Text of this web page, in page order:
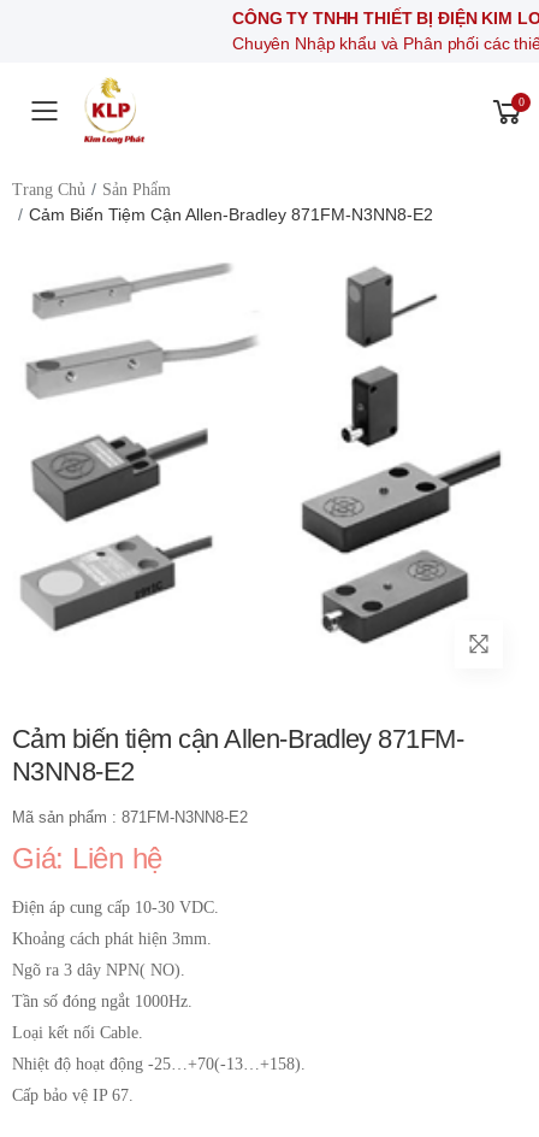
CÔNG TY TNHH THIẾT BỊ ĐIỆN KIM LONG
Chuyên Nhập khẩu và Phân phối các thiết bị khí
Toggle mobile menu
0
Trang Chủ Sản Phẩm
Cảm Biến Tiệm Cận Allen-Bradley 871FM-N3NN8-E2
Cảm biến tiệm cận Allen-Bradley 871FM-
N3NN8-E2
Mã sản phẩm : 871FM-N3NN8-E2
Giá: Liên hệ
Điện áp cung cấp 10-30 VDC.
Khoảng cách phát hiện 3mm.
Ngõ ra 3 dây NPN( NO).
Tần số đóng ngắt 1000Hz.
Loại kết nối Cable.
Nhiệt độ hoạt động -25…+70(-13…+158).
Cấp bảo vệ IP 67.